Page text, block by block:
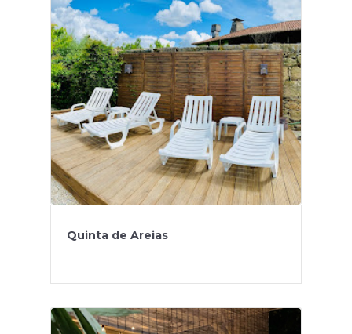
Quinta de Areias